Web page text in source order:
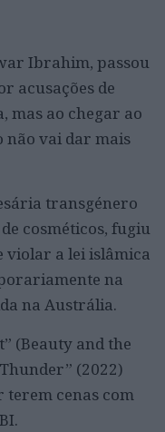
Ibrahim, passou
acusações de
mas ao chegar ao
não vai dar mais
transgénero
cosméticos, fugiu
violar a lei islâmica
na
na Austrália.
(Beauty and the
(2022)
cenas com